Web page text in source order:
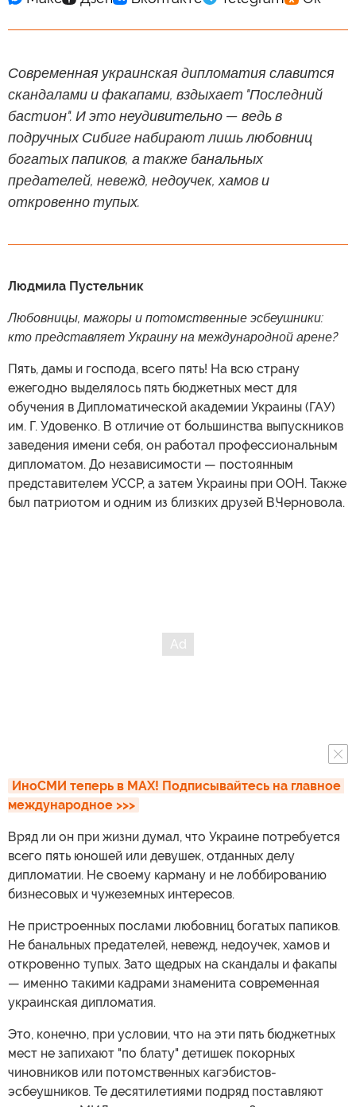
Современная украинская дипломатия славится
скандалами и факапами, вздыхает "Последний
бастион". И это неудивительно — ведь в
подручных Сибиге набирают лишь любовниц
богатых папиков, а также банальных
предателей, невежд, недоучек, хамов и
откровенно тупых.
Людмила Пустельник
Любовницы, мажоры и потомственные эсбеушники:
кто представляет Украину на международной арене?
Пять, дамы и господа, всего пять! На всю страну
ежегодно выделялось пять бюджетных мест для
обучения в Дипломатической академии Украины (ГАУ)
им. Г. Удовенко. В отличие от большинства выпускников
заведения имени себя, он работал профессиональным
дипломатом. До независимости — постоянным
представителем УССР, а затем Украины при ООН. Также
был патриотом и одним из близких друзей В.Черновола.
ИноСМИ теперь в MAX! Подписывайтесь на главное
международное >>>
Вряд ли он при жизни думал, что Украине потребуется
всего пять юношей или девушек, отданных делу
дипломатии. Не своему карману и не лоббированию
бизнесовых и чужеземных интересов.
Не пристроенных послами любовниц богатых папиков.
Не банальных предателей, невежд, недоучек, хамов и
откровенно тупых. Зато щедрых на скандалы и факапы
— именно такими кадрами знаменита современная
украинская дипломатия.
Это, конечно, при условии, что на эти пять бюджетных
мест не запихают "по блату" детишек покорных
чиновников или потомственных кагэбистов-
эсбеушников. Те десятилетиями подряд поставляют